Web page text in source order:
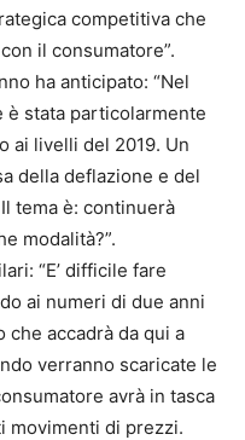
competitiva che
il consumatore”.
ha anticipato: “Nel
è stata particolarmente
ai livelli del 2019. Un
della deflazione e del
tema è: continuerà
modalità?”.
“E’ difficile fare
ai numeri di due anni
che accadrà da qui a
verranno scaricate le
avrà in tasca
movimenti di prezzi.